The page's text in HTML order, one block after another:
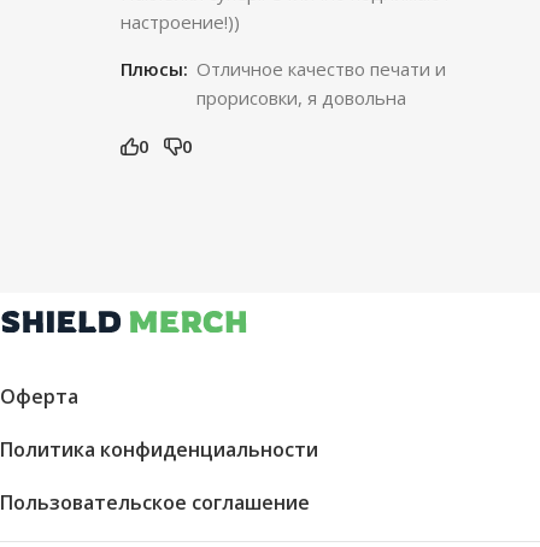
настроение!))
Плюсы: Отличное качество печати и
прорисовки, я довольна
0 0
Оферта
Политика конфиденциальности
Пользовательское соглашение